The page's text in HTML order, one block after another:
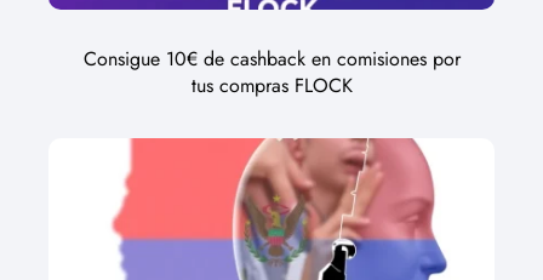
Consigue 10€ de cashback en comisiones por
tus compras FLOCK